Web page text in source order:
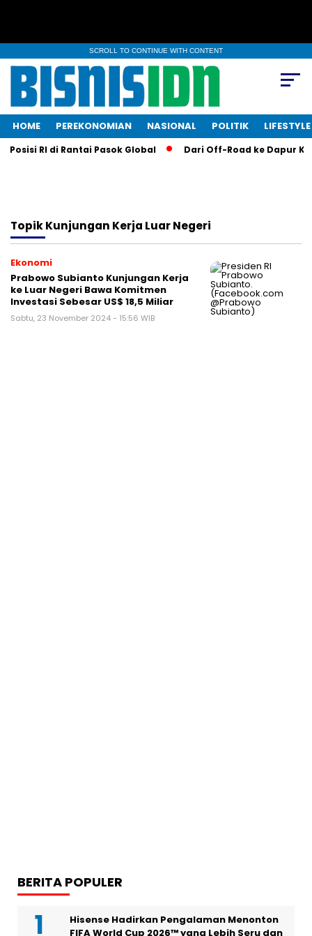
SCROLL TO CONTINUE WITH CONTENT
HOME PEREKONOMIAN NASIONAL POLITIK LIFESTYLE
RI di Rantai Pasok Global Dari Off-Road ke Dapur
TopikKunjungan Kerja Luar Negeri
Ekonomi
Prabowo Subianto Kunjungan Kerja
ke Luar Negeri Bawa Komitmen
Investasi Sebesar US$ 18,5 Miliar
Sabtu, 23 November 2024 - 15:56 WIB
BERITA POPULER
Hisense Hadirkan Pengalaman Menonton
FIFA World Cup 2026™ yang Lebih Seru dan